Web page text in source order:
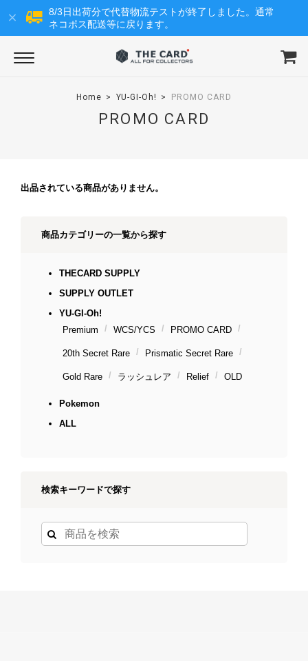
8/3日出荷分で代替物流テストが終了しました。通常
ネコポス配送等に戻ります。
Home YU-GI-Oh! PROMO CARD
PROMO CARD
出品されている商品がありません。
商品カテゴリーの一覧から探す
THECARD SUPPLY
SUPPLY OUTLET
YU-GI-Oh!
Premium
WCS/YCS PROMO CARD
20th Secret Rare Prismatic Secret Rare
Gold Rare ラッシュレア Relief OLD
Pokemon
ALL
検索キーワードで探す